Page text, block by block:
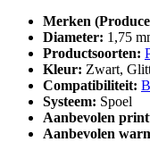
Merken
Diameter: 1,75
Productsoorten:
Kleur: Zwart,
Compatibiliteit:
Systeem: Spoel
Aanbevolen
Aanbevolen